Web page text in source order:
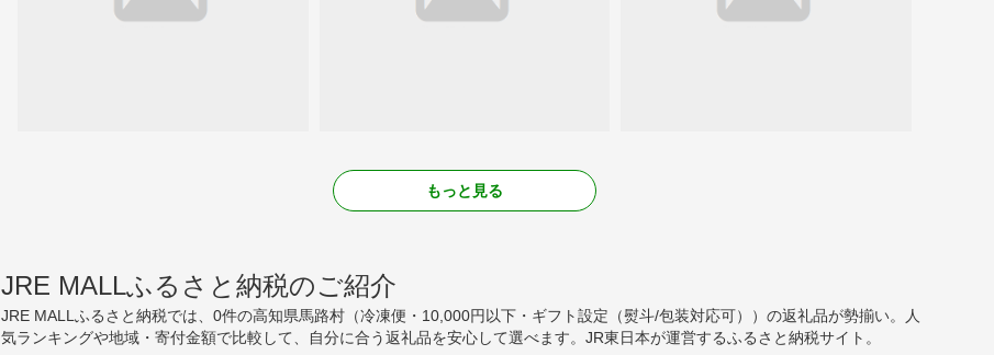
もっと見る
JRE MALLふるさと納税のご紹介
JRE MALLふるさと納税では、0件の高知県馬路村（冷凍便・10,000円以下・ギフト設定（熨斗/包装対応可））の返礼品が勢揃い。人
気ランキングや地域・寄付金額で比較して、自分に合う返礼品を安心して選べます。JR東日本が運営するふるさと納税サイト。